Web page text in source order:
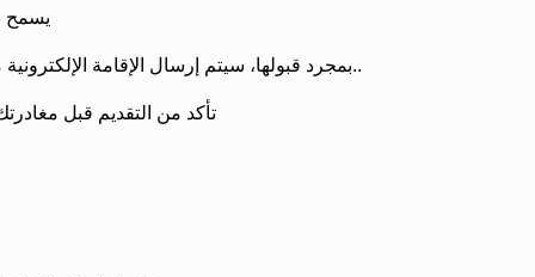
يسمح
بمجرد قبولها، سيتم إرسال الإقامة الإلكترونية مباشرة إلى بريدك الإلكتروني..
تأكد من التقديم قبل مغادرتك بـ 7-10 أيام عمل على